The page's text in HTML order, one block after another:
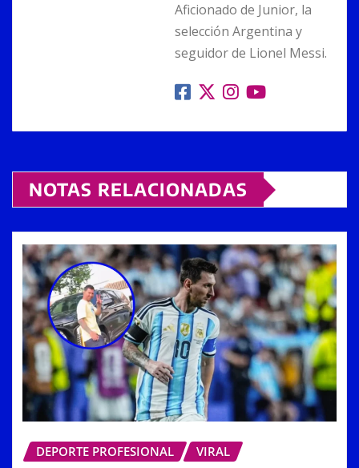
Aficionado de Junior, la
selección Argentina y
seguidor de Lionel Messi.
NOTAS RELACIONADAS
DEPORTE PROFESIONAL VIRAL